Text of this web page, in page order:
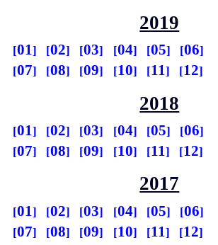
2019
01 02 03 04 05
06
07
08 09 10 11 12
2018
01 02 03 04 05
06
07
08 09 10 11 12
2017
01 02 03 04 05
06
07
08 09 10 11 12